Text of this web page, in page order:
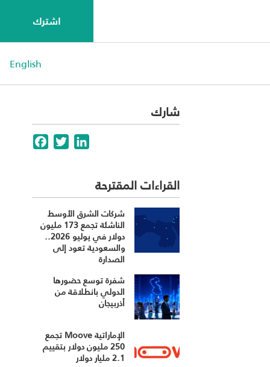
اشترك
English
شارك
FacebookTwitterLinkedIn
القراءات المقترحة
شركات الشرق الأوسط
الناشئة تجمع 173 مليون
دولار في يوليو 2026..
والسعودية تعود إلى
الصدارة
شفرة توسع حضورها
الدولي بانطلاقة من
أذربيجان
الإماراتية Moove تجمع
250 مليون دولار بتقييم
2.1 مليار دولار